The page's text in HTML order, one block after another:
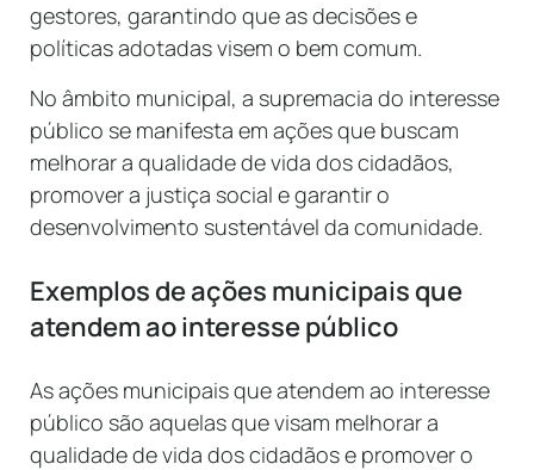
gestores, garantindo que as decisões e
políticas adotadas visem o bem comum.
No âmbito municipal, a supremacia do interesse
público se manifesta em ações que buscam
melhorar a qualidade de vida dos cidadãos,
promover a justiça social e garantir o
desenvolvimento sustentável da comunidade.
Exemplos de ações municipais que
atendem ao interesse público
As ações municipais que atendem ao interesse
público são aquelas que visam melhorar a
qualidade de vida dos cidadãos e promover o